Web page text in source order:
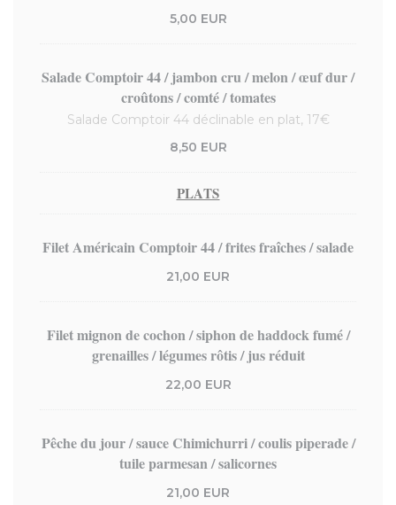
5,00 EUR
Salade Comptoir 44 / jambon cru / melon / œuf dur /
croûtons / comté / tomates
Salade Comptoir 44 déclinable en plat, 17€
8,50 EUR
PLATS
Filet Américain Comptoir 44 / frites fraîches / salade
21,00 EUR
Filet mignon de cochon / siphon de haddock fumé /
grenailles / légumes rôtis / jus réduit
22,00 EUR
Pêche du jour / sauce Chimichurri / coulis piperade /
tuile parmesan / salicornes
21,00 EUR